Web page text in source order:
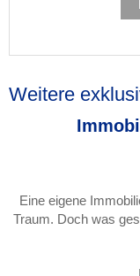
Weitere
Eine eigene
Traum. Doch was